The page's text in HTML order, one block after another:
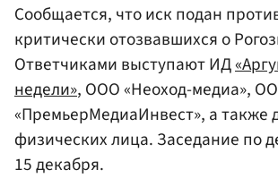
Сообщается, что иск подан
критически отозвавшихся о
Ответчиками выступают ИД
недели», ООО «Неоход-медиа»,
«ПремьерМедиаИнвест», а также
физических лица. Заседание по
15 декабря.